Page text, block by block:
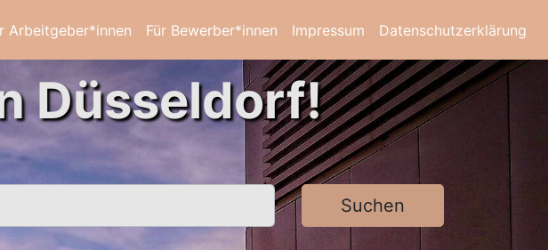
Arbeitgeber*innen Für Bewerber*innen Impressum Datenschutzerklärung
Düsseldorf!
Suchen